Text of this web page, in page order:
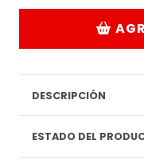
DESCRIPCIÓN
ESTADO DEL